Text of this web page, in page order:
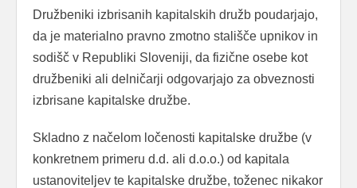
Družbeniki izbrisanih kapitalskih družb poudarjajo,
da je materialno pravno zmotno stališče upnikov in
sodišč v Republiki Sloveniji, da fizične osebe kot
družbeniki ali delničarji odgovarjajo za obveznosti
izbrisane kapitalske družbe.
Skladno z načelom ločenosti kapitalske družbe (v
konkretnem primeru d.d. ali d.o.o.) od kapitala
ustanoviteljev te kapitalske družbe, toženec nikakor